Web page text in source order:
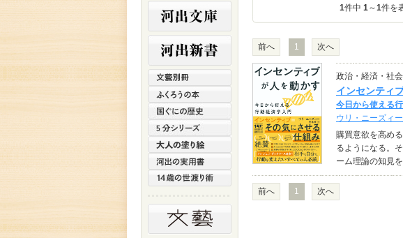
1件中 1～1件を
前へ 1 次へ
政治・経済・社会
インセンティ
今日から使える
ウリ・ニーズィー
購買意欲を高め
るようになる。
ーム理論の知見
前へ 1 次へ